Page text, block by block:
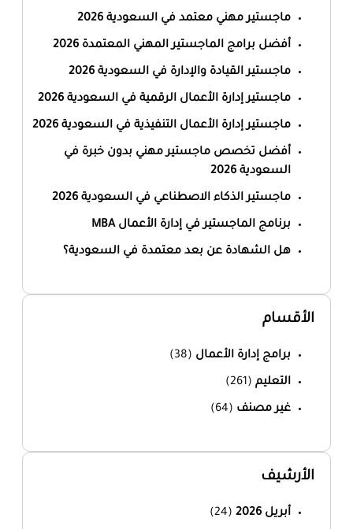
ماجستير مهني معتمد في السعودية 2026
أفضل برامج الماجستير المهني المعتمدة 2026
ماجستير القيادة والإدارة في السعودية 2026
ماجستير إدارة الأعمال الرقمية في السعودية 2026
ماجستير إدارة الأعمال التنفيذية في السعودية 2026
أفضل تخصص ماجستير مهني بدون خبرة في
السعودية 2026
ماجستير الذكاء الاصطناعي في السعودية 2026
برنامج الماجستير في إدارة الأعمال MBA
هل الشهادة عن بعد معتمدة في السعودية؟
الأقسام
برامج إدارة الأعمال (38)
التعليم (261)
غير مصنف (64)
الأرشيف
أبريل 2026 (24)